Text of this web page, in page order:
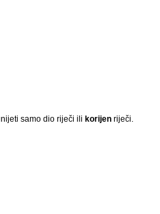
samo dio riječi ili korijen riječi.